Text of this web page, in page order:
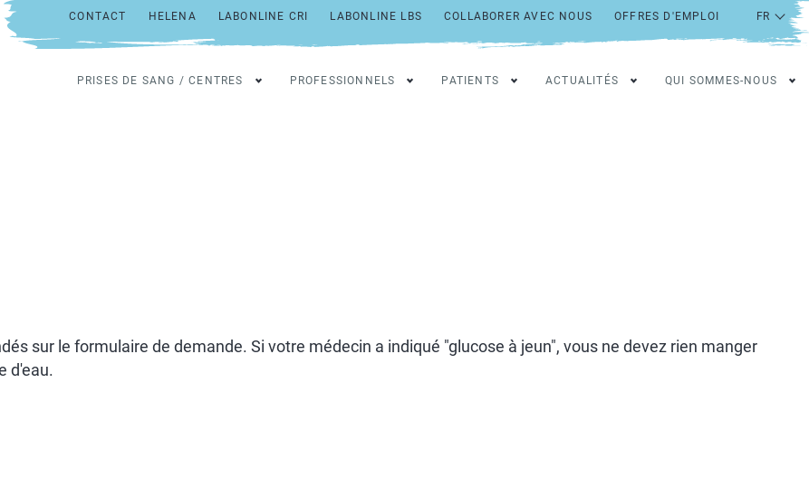
CONTACT HELENA LABONLINE CRI LABONLINE LBS COLLABORER AVEC NOUS OFFRES D'EMPLOI
PRISES DE SANG / CENTRES PROFESSIONNELS PATIENTS ACTUALITÉS QUI SOMMES-NOUS
sur le formulaire de demande. Si votre médecin a indiqué "glucose à jeun", vous ne devez rien manger
d'eau.